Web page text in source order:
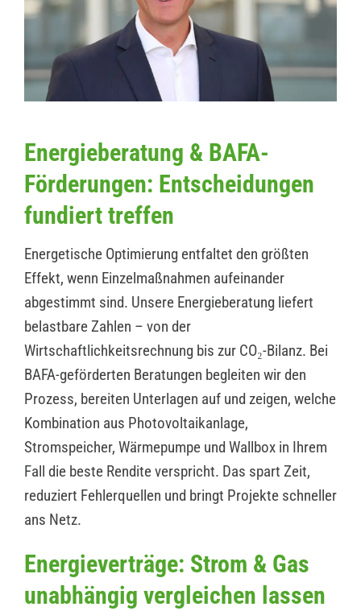
Energieberatung & BAFA-
Förderungen: Entscheidungen
fundiert treffen
Energetische Optimierung entfaltet den größten
Effekt, wenn Einzelmaßnahmen aufeinander
abgestimmt sind. Unsere Energieberatung liefert
belastbare Zahlen – von der
Wirtschaftlichkeitsrechnung bis zur CO₂-Bilanz. Bei
BAFA-geförderten Beratungen begleiten wir den
Prozess, bereiten Unterlagen auf und zeigen, welche
Kombination aus Photovoltaikanlage,
Stromspeicher, Wärmepumpe und Wallbox in Ihrem
Fall die beste Rendite verspricht. Das spart Zeit,
reduziert Fehlerquellen und bringt Projekte schneller
ans Netz.
Energieverträge: Strom & Gas
unabhängig vergleichen lassen